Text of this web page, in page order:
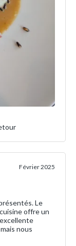
Février 2025
Le
offre un
nous